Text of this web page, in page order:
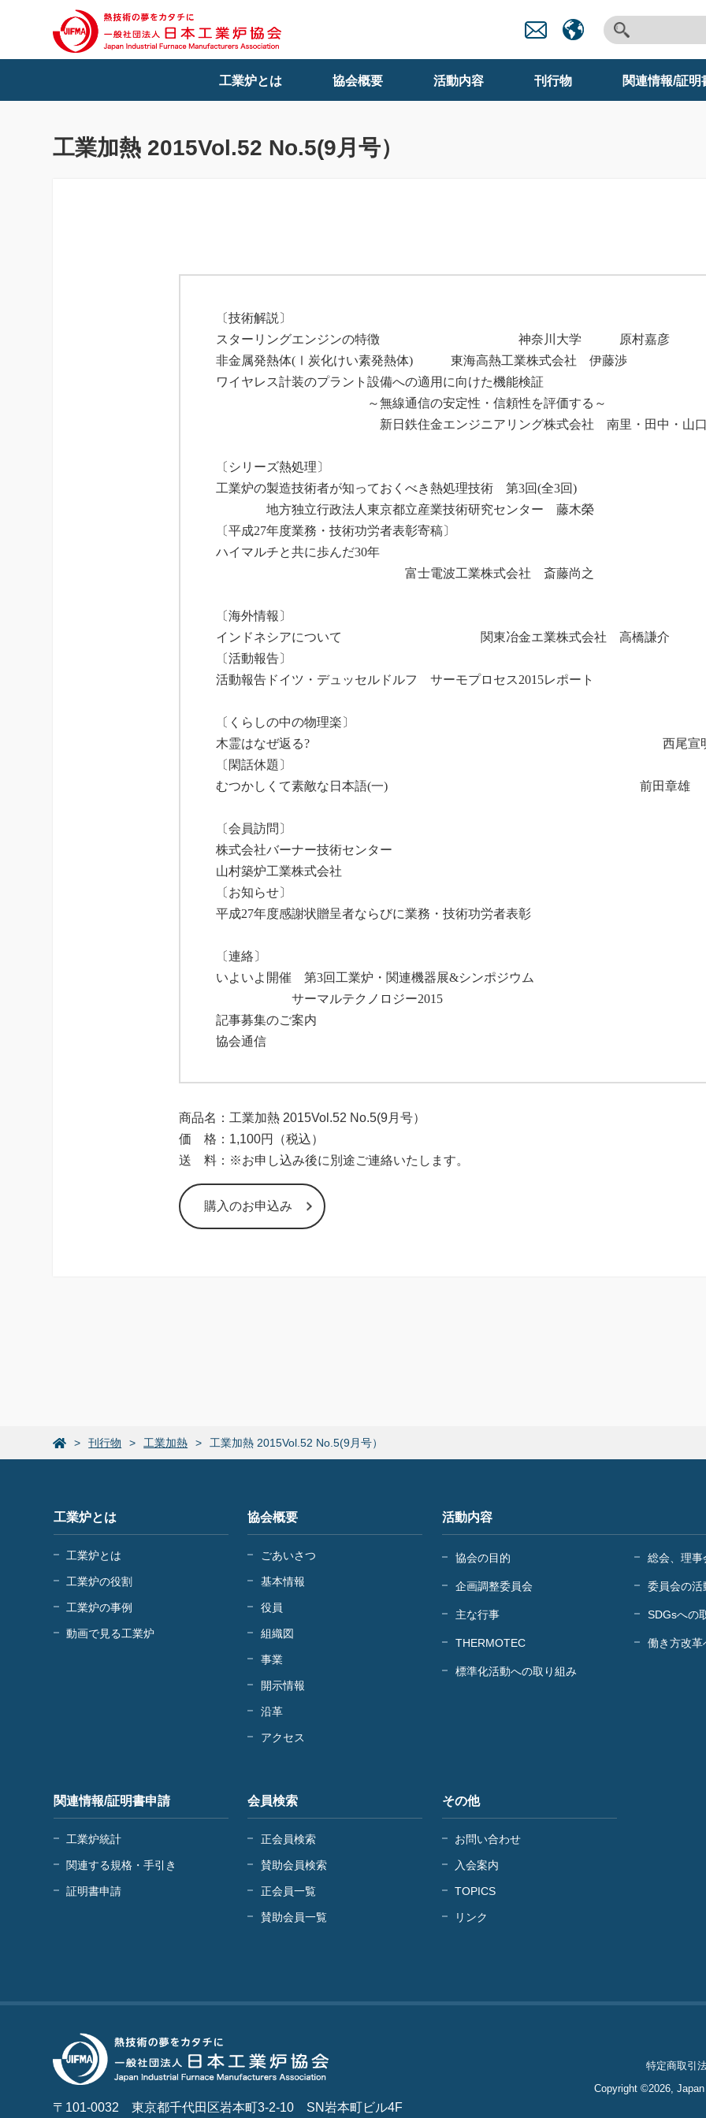
工業炉とは 協会概要 活動内容 刊行物 関連情報/証明
工業加熱 2015Vol.52 No.5(9月号）
〔技術解説〕
スターリングエンジンの特徴
神奈 川 大学 原村嘉彦
非金属発熱体(Ⅰ炭化けい素発熱体) 東海高熱工業株式会社 伊藤渉
ワイヤレス計装のプラント設備への適用に向けた機能検証
～無線通信の安定性・信頼性を評価する～
新日鉄住金エンジニアリング株式会社 南里・田中・山
〔シリーズ熱処理〕
工業炉の製造技術者が知っておくべき熱処理技術 第3回(全3回)
地方独立行政法人東京都立産業技術研究センター 藤木榮
〔平成27年度業務・技術功労者表彰寄稿〕
ハイマルチと共に歩んだ30年
富士電波工業株式会社 斎藤尚之
〔海外情報〕
インドネシアについて 関東冶金エ業株式会社 高橋謙介
〔活動報告〕
活動報告ドイツ・デュッセルドルフ サーモプロセス2015レポート
〔 くらしの中の物理楽 〕
木霊はなぜ返る? 西尾宣
〔閑話休題〕
むつかしくて素敵な日本語(一) 前田章雄
〔会員訪問 〕
株式会社バーナー技術センター
山村築炉工業株式会社
〔 お知らせ〕
平成27年度感謝状贈呈者ならびに業務・技術功労者表彰
〔連絡〕
いよいよ開催 第3回工業炉・関連機器展&シンポジウム
サーマルテクノロジー2015
記事募集のご案内
協会通信
商品名：工業加熱 2015Vol.52 No.5(9月号）
価 格：1,100円（税込）
送 料：※お申し込み後に別途ご連絡いたします。
購入のお申込み
刊行物 工業加熱 工業加熱 2015Vol.52 No.5(9月号）
工業炉とは
工業炉とは
工業炉の役割
工業炉の事例
動画で見る工業炉
協会概要
ごあいさつ
基本情報
役員
組織図
事業
開示情報
沿革
アクセス
活動内容
協会の目的 総会、理事
企画調整委員会 委員会の活
主な行事 SDGsへの
THERMOTEC 働き方改革
標準化活動への取り組み
関連情報/証明書申請
工業炉統計
関連する規格・手引き
証明書申請
会員検索
正会員検索
賛助会員検索
正会員一覧
賛助会員一覧
その他
お問い合わせ
入会案内
TOPICS
リンク
〒101-0032東京都千代田区岩本町3-2-10 SN岩本町ビル4F
特定商取引
Copyright ©2026,